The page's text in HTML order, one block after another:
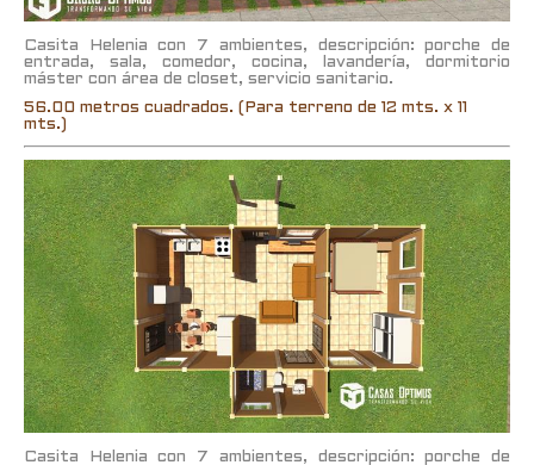
Casita Helenia con 7 ambientes, descripción: porche de
entrada, sala, comedor, cocina, lavandería, dormitorio
máster con área de closet, servicio sanitario.
56.00 metros cuadrados. (Para terreno de 12 mts. x 11
mts.)
Casita Helenia con 7 ambientes, descripción: porche de